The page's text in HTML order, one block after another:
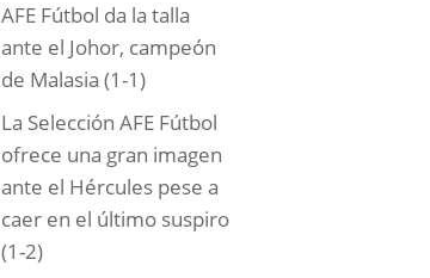
AFE Fútbol da la talla
ante el Johor, campeón
de Malasia (1-1)
La Selección AFE Fútbol
ofrece una gran imagen
ante el Hércules pese a
caer en el último suspiro
(1-2)